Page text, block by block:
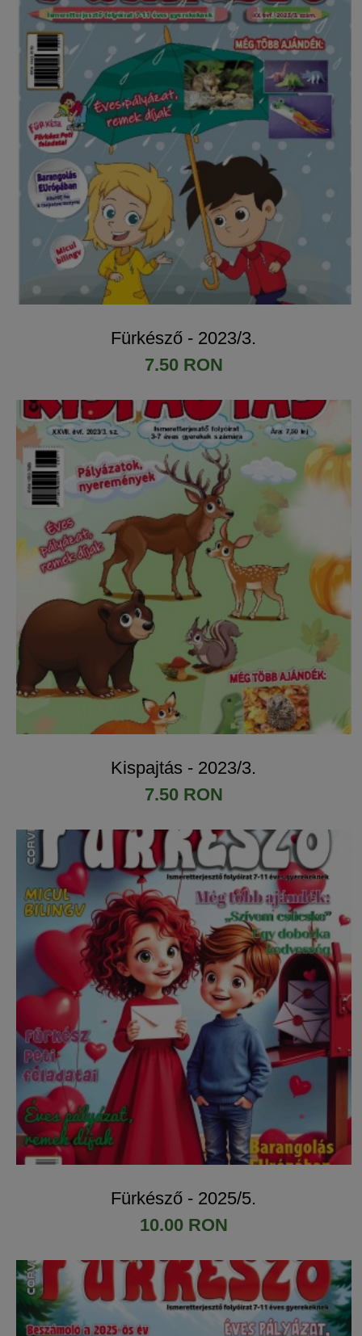
Fürkésző - 2023/3.
7.50 RON
Kispajtás - 2023/3.
7.50 RON
Fürkésző - 2025/5.
10.00 RON